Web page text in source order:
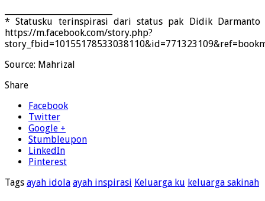
* Statusku terinspirasi dari status pak Didik Darmanto
https://m.facebook.com/story.php?
Source: Mahrizal
Share
Facebook
Twitter
Google +
Stumbleupon
LinkedIn
Pinterest
Tags ayah idola ayah inspirasi Keluarga ku keluarga sakinah